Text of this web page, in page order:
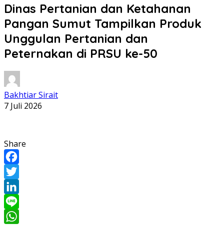
Dinas Pertanian dan Ketahanan
Pangan Sumut Tampilkan Produk
Unggulan Pertanian dan
Peternakan di PRSU ke-50
Bakhtiar Sirait
7 Juli 2026
Share
Facebook
Twitter
LinkedIn
Line